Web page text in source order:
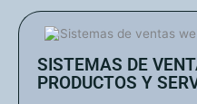
SISTEMAS DE
PRODUCTOS Y